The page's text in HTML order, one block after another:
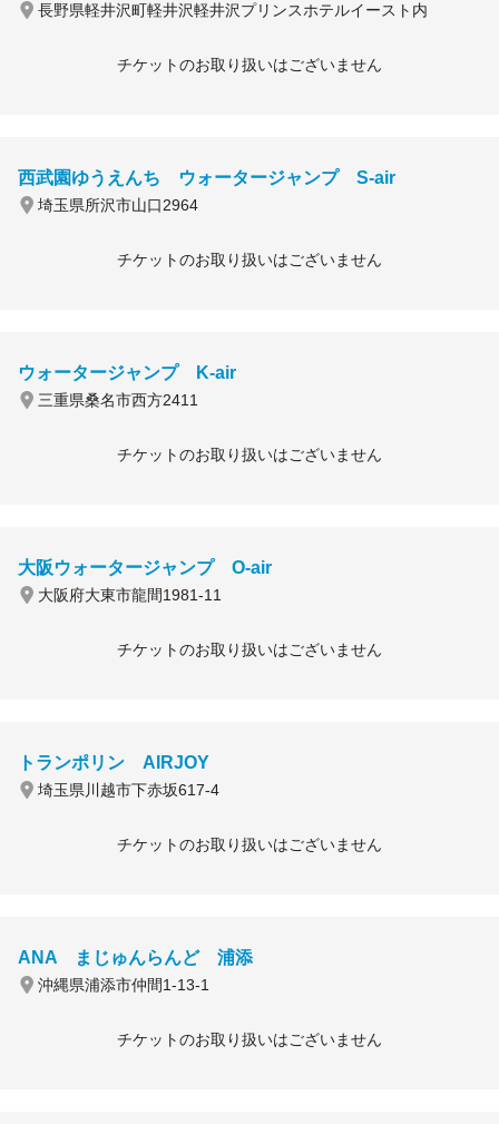
長野県軽井沢町軽井沢軽井沢プリンスホテルイースト内
チケットのお取り扱いはございません
西武園ゆうえんち ウォータージャンプ S-air
埼玉県所沢市山口2964
チケットのお取り扱いはございません
ウォータージャンプ K-air
三重県桑名市西方2411
チケットのお取り扱いはございません
大阪ウォータージャンプ O-air
大阪府大東市龍間1981-11
チケットのお取り扱いはございません
トランポリン AIRJOY
埼玉県川越市下赤坂617-4
チケットのお取り扱いはございません
ANA まじゅんらんど 浦添
沖縄県浦添市仲間1-13-1
チケットのお取り扱いはございません